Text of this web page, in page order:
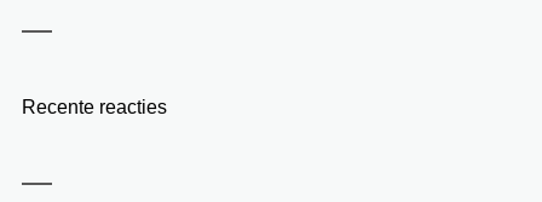
Recente reacties